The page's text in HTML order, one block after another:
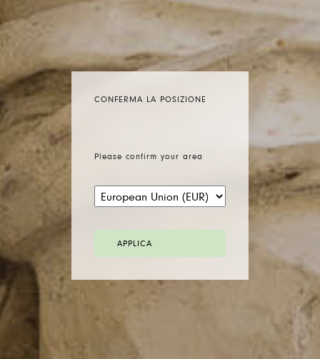
CONFERMA LA POSIZIONE
Please confirm your area
APPLICA